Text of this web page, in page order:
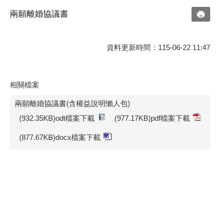
兩願離婚協議書
資料更新時間：115-06-22 11:47
相關檔案
兩願離婚協議書(含權益說明懶人包)
(932.35KB)odt檔案下載
(977.17KB)pdf檔案下載
(877.67KB)docx檔案下載